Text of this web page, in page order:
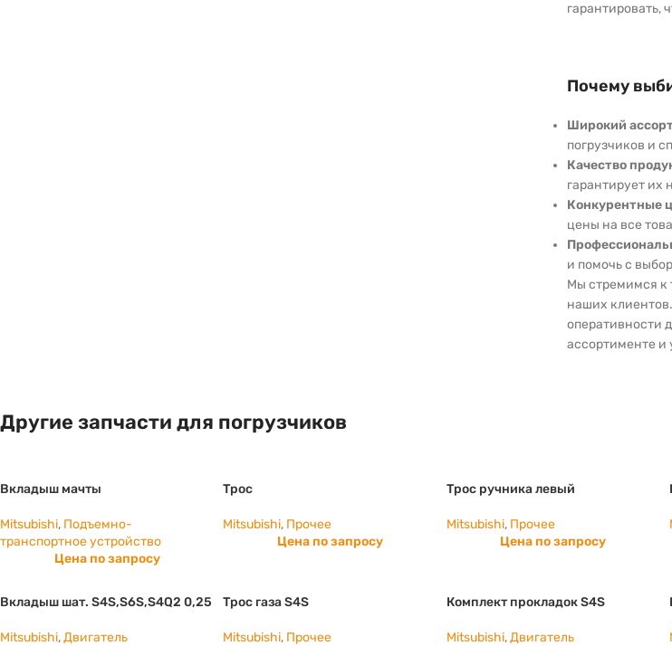
гарантировать,
Почему
Широкий
погрузчиков и
Качество
гарантирует их
Конкурентные
цены на все
и помочь с
Мы стремимся к
наших
оперативности
ассортименте и
Другие запчасти для погрузчиков
Вкладыш мачты
Mitsubishi, Подъемно-
транспортное устройство
Цена по запросу
Трос
Mitsubishi, Прочее
Цена по запросу
Трос ручника левый
Mitsubishi, Прочее
Цена по запросу
Вкладыш шат. S4S,S6S,S4Q2 0,25
Mitsubishi,Двигатель
Трос газа S4S
Mitsubishi, Прочее
Комплект прокладок S4S
Mitsubishi,Двигатель